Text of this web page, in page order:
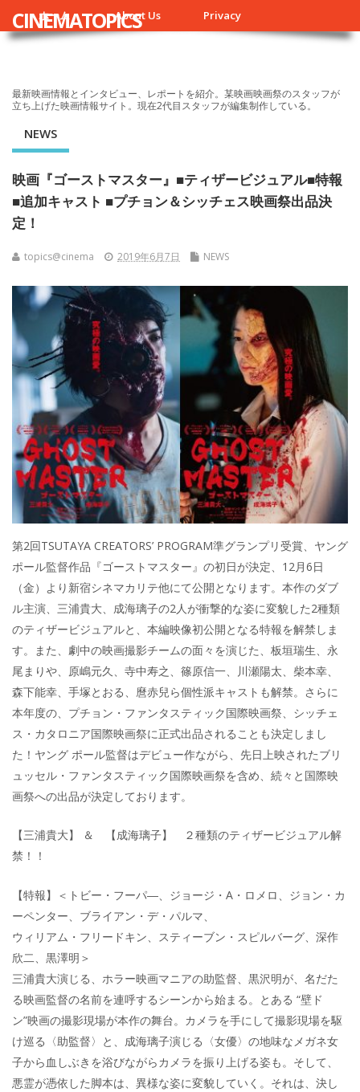
ホーム About Us Privacy
CINEMATOPICS
最新映画情報とインタビュー、レポートを紹介。某映画映画祭のスタッフが
立ち上げた映画情報サイト。現在2代目スタッフが編集制作している。
NEWS
映画『ゴーストマスター』■ティザービジュアル■特報
■追加キャスト ■プチョン＆シッチェス映画祭出品決
定！
topics@cinema 2019年6月7日 NEWS
第2回TSUTAYA CREATORS’ PROGRAM準グランプリ受賞、ヤング
ポール監督作品『ゴーストマスター』の初日が決定、12月6日
（金）より新宿シネマカリテ他にて公開となります。本作のダブ
ル主演、三浦貴大、成海璃子の2人が衝撃的な姿に変貌した2種類
のティザービジュアルと、本編映像初公開となる特報を解禁しま
す。また、劇中の映画撮影チームの面々を演じた、板垣瑞生、永
尾まりや、原嶋元久、寺中寿之、篠原信一、川瀬陽太、柴本幸、
森下能幸、手塚とおる、麿赤兒ら個性派キャストも解禁。さらに
本年度の、プチョン・ファンタスティック国際映画祭、シッチェ
ス・カタロニア国際映画祭に正式出品されることも決定しまし
た！ヤング ポール監督はデビュー作ながら、先日上映されたブリ
ュッセル・ファンタスティック国際映画祭を含め、続々と国際映
画祭への出品が決定しております。
【三浦貴大】 ＆ 【成海璃子】 ２種類のティザービジュアル解
禁！！
【特報】＜トビー・フーパ―、ジョージ・A・ロメロ、ジョン・カ
ーペンター、ブライアン・デ・パルマ、
ウィリアム・フリードキン、スティーブン・スピルバーグ、深作
欣二、黒澤明＞
三浦貴大演じる、ホラー映画マニアの助監督、黒沢明が、名だた
る映画監督の名前を連呼するシーンから始まる。とある “壁ド
ン”映画の撮影現場が本作の舞台。カメラを手にして撮影現場を駆
け巡る〈助監督〉と、成海璃子演じる〈女優〉の地味なメガネ女
子から血しぶきを浴びながらカメラを振り上げる姿も。そして、
悪霊が憑依した脚本は、異様な姿に変貌していく。それは、決し